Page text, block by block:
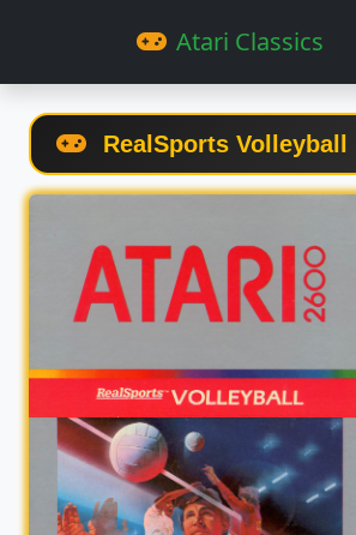
Atari Classics
RealSports Volleyball